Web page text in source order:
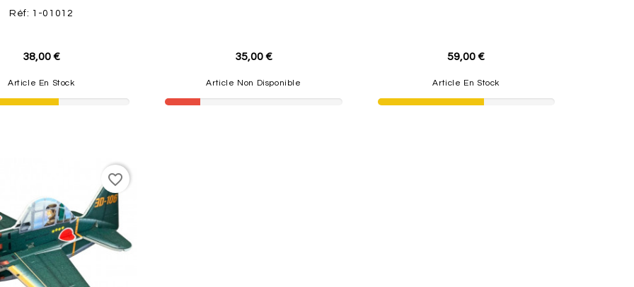
Réf: 1-01012
38,00 €
Article En Stock
35,00 €
Article Non Disponible
59,00 €
Article En Stock
favorite_border